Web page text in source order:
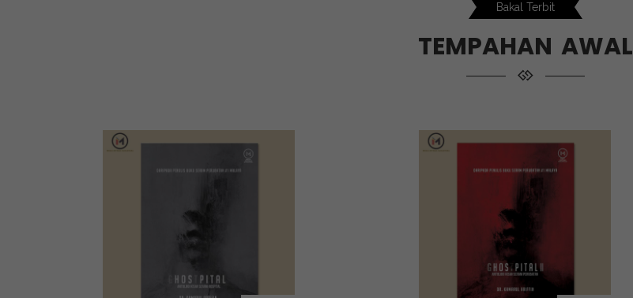
Bakal Terbit
TEMPAHAN AWAL